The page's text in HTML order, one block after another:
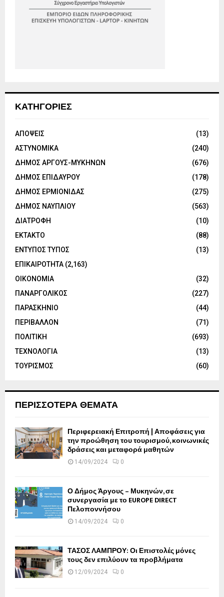
ΚΑΤΗΓΟΡΙΕΣ
ΑΠΟΨΕΙΣ
(13)
ΑΣΤΥΝΟΜΙΚΑ
(240)
ΔΗΜΟΣ ΑΡΓΟΥΣ-ΜΥΚΗΝΩΝ
(676)
ΔΗΜΟΣ ΕΠΙΔΑΥΡΟΥ
(178)
ΔΗΜΟΣ ΕΡΜΙΟΝΙΔΑΣ
(275)
ΔΗΜΟΣ ΝΑΥΠΛΙΟΥ
(563)
ΔΙΑΤΡΟΦΗ
(10)
ΕΚΤΑΚΤΟ
(88)
ΕΝΤΥΠΟΣ ΤΥΠΟΣ
(13)
ΕΠΙΚΑΙΡΟΤΗΤΑ (2,163)
ΟΙΚΟΝΟΜΙΑ
(32)
ΠΑΝΑΡΓΟΛΙΚΟΣ
(227)
ΠΑΡΑΣΚΗΝΙΟ
(44)
ΠΕΡΙΒΑΛΛΟΝ
(71)
ΠΟΛΙΤΙΚΗ
(693)
ΤΕΧΝΟΛΟΓΙΑ
(13)
ΤΟΥΡΙΣΜΟΣ
(60)
ΠΕΡΙΣΣΟΤΕΡΑ ΘΕΜΑΤΑ
Περιφερειακή Επιτροπή | Αποφάσεις για
την προώθηση του τουρισμού, κοινωνικές
δράσεις και μεταφορά μαθητών
14/09/2024 0
Ο Δήμος Άργους – Μυκηνών, σε
συνεργασία με το EUROPE DIRECT
Πελοποννήσου
14/09/2024 0
ΤΑΣΟΣ ΛΑΜΠΡΟΥ: Οι Επιστολές μόνες
τους δεν επιλύουν τα προβλήματα
12/09/2024 0